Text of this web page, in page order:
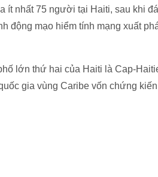
ít nhất 75 người tại Haiti, sau khi
động mạo hiểm tính mạng xuất
lớn thứ hai của Haiti là Cap-
gia vùng Caribe vốn chứng